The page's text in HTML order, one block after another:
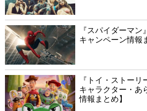
『スパイダーマン
キャンペーン情報
『トイ・ストーリ
キャラクター・あ
情報まとめ】